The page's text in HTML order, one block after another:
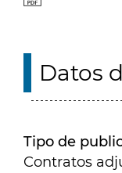
Datos
Tipo de
Contratos